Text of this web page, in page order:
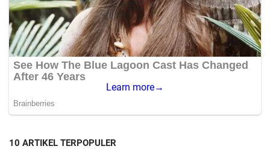
10 ARTIKEL TERPOPULER